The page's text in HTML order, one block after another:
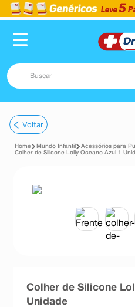
Buscar
1º fralda
2º dipirona
tadalafila
absorvente
Voltar
Mundo Infantil
Acessórios para
Colher de Silicone Lolly Oceano Azul 1
Colher de Silicone
Unidade